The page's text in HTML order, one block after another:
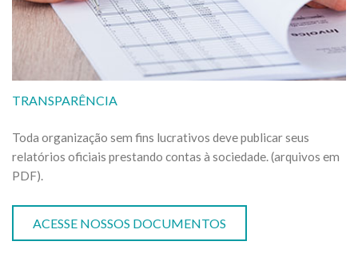
TRANSPARÊNCIA
Toda organização sem fins lucrativos deve publicar seus
relatórios oficiais prestando contas à sociedade. (arquivos em
PDF).
ACESSE NOSSOS DOCUMENTOS